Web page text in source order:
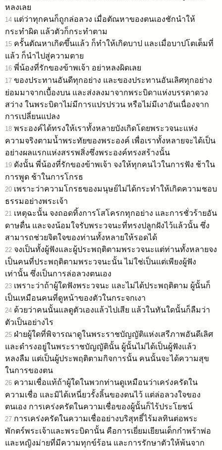
หลงเลย
14 แต่ว่าทุกคนก็ถูกล่อลวง เมื่อตัณหาของตนเองชักนำให้
กระทำผิด แล้วตัวก็กระทำตาม
15 ครั้นตัณหาเกิดขึ้นแล้ว ก็ทำให้เกิดบาป และเมื่อบาปโตเต็มที่
แล้ว ก็นำไปสู่ความตาย
16 พี่น้องที่รักของข้าพเจ้า อย่าหลงผิดเลย
17 ของประทานอันดีทุกอย่าง และของประทานอันเลิศทุกอย่าง
ย่อมมาจากเบื้องบน และส่งลงมาจากพระบิดาแห่งบรรดาดวง
สว่าง ในพระบิดาไม่มีการแปรปรวน หรือไม่มีเงาอันเนื่องจาก
การเปลี่ยนแปลง
18 พระองค์ได้ทรงให้เราทั้งหลายบังเกิดโดยพระวจนะแห่ง
ความจริงตามน้ำพระทัยของพระองค์ เพื่อเราทั้งหลายจะได้เป็น
อย่างผลแรกแห่งสรรพสิ่งซึ่งพระองค์ทรงสร้างนั้น
19 ดังนั้น พี่น้องที่รักของข้าพเจ้า จงให้ทุกคนไวในการฟัง ช้าใน
การพูด ช้าในการโกรธ
20 เพราะว่าความโกรธของมนุษย์ไม่ได้กระทำให้เกิดความชอบ
ธรรมอย่างพระเจ้า
21 เหตุฉะนั้น จงถอดทิ้งการโสโครกทุกอย่าง และการชั่วร้ายอัน
ดาษดื่น และจงน้อมใจรับพระวจนะที่ทรงปลูกฝังไว้แล้วนั้น ซึ่ง
สามารถช่วยจิตใจของท่านทั้งหลายให้รอดได้
22 จงเป็นทั้งผู้ฟังและผู้ประพฤติตามพระวจนะแต่ท่านทั้งหลายจง
เป็นคนที่ประพฤติตามพระวจนะนั้น ไม่ใช่เป็นแต่เพียงผู้ฟัง
เท่านั้น ซึ่งเป็นการล่อลวงตนเอง
23 เพราะว่าถ้าผู้ใดฟังพระวจนะ และไม่ได้ประพฤติตาม ผู้นั้นก็
เป็นเหมือนคนที่ดูหน้าของตัวในกระจกเงา
24 ด้วยว่าคนนั้นแลดูตัวเองแล้วไปเสีย แล้วในทันใดนั้นก็ลืมว่า
ตัวเป็นอย่างไร
25 ฝ่ายผู้ใดที่พิจารณาดูในพระราชบัญญัติแห่งเสรีภาพอันดีเลิศ
และดำรงอยู่ในพระราชบัญญัตินั้น ผู้นั้นไม่ได้เป็นผู้ฟังแล้ว
หลงลืม แต่เป็นผู้ประพฤติตามกิจการนั้น คนนั้นจะได้ความสุข
ในการของตน
26 ความเชื่อแท้ถ้าผู้ใดในพวกท่านดูเหมือนว่าเคร่งครัดใน
ความเชื่อ และมิได้เหนี่ยวรั้งลิ้นของตนไว้ แต่ล่อลวงใจของ
ตนเอง การเคร่งครัดในความเชื่อของผู้นั้นก็ไร้ประโยชน์
27 การเคร่งครัดในความเชื่ออย่างบริสุทธิ์ไร้มลทินต่อพระ
พักตร์พระเจ้าและพระบิดานั้น คือการเยี่ยมเยียนเด็กกำพร้าพ่อ
และหญิงม่ายที่มีความทุกข์ร้อน และการรักษาตัวให้พ้นจาก